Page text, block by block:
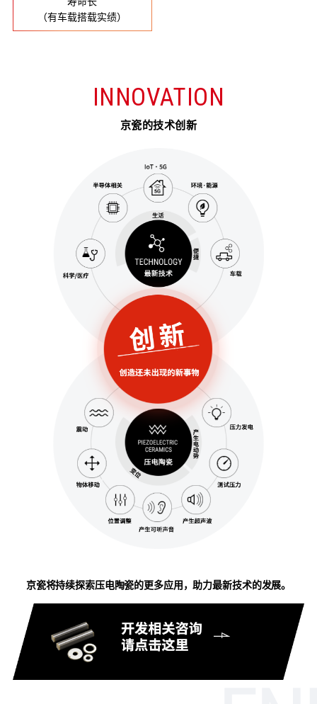
（有车载搭载实绩）
INNOVATION
京瓷的技术创新
京瓷将持续探索压电陶瓷的更多应用，助力最新技术的发展。